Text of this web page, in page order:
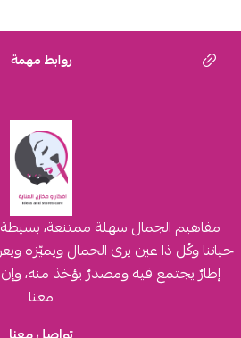
روابط مهمة
مفاهيم الجمال سهلة ممتنعة، بسيطة
حياتنا وكُل ذا عين يرى الجمال ويميّزه
إطارٌ يجتمع فيه ومصدرٌ يؤخذ منه،
معنا